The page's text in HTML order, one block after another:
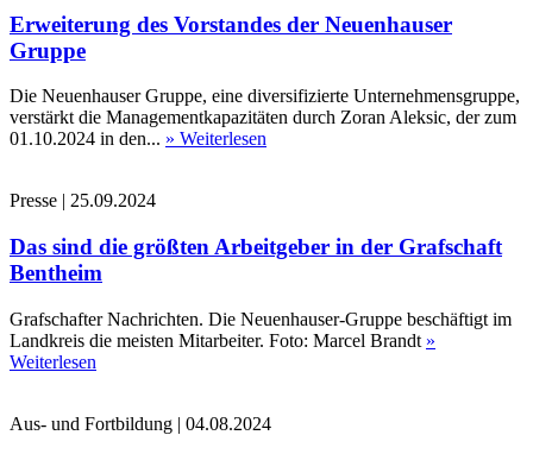
Erweiterung des Vorstandes der Neuenhauser
Gruppe
Die Neuenhauser Gruppe, eine diversifizierte Unternehmensgruppe,
verstärkt die Managementkapazitäten durch Zoran Aleksic, der zum
01.10.2024 in den... » Weiterlesen
Presse | 25.09.2024
Das sind die größten Arbeitgeber in der Grafschaft
Bentheim
Grafschafter Nachrichten. Die Neuenhauser-Gruppe beschäftigt im
Landkreis die meisten Mitarbeiter. Foto: Marcel Brandt »
Weiterlesen
Aus- und Fortbildung | 04.08.2024